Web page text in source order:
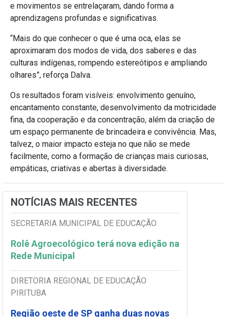
e movimentos se entrelaçaram, dando forma a
aprendizagens profundas e significativas.
“Mais do que conhecer o que é uma oca, elas se
aproximaram dos modos de vida, dos saberes e das
culturas indígenas, rompendo estereótipos e ampliando
olhares”, reforça Dalva.
Os resultados foram visíveis: envolvimento genuíno,
encantamento constante, desenvolvimento da motricidade
fina, da cooperação e da concentração, além da criação de
um espaço permanente de brincadeira e convivência. Mas,
talvez, o maior impacto esteja no que não se mede
facilmente, como a formação de crianças mais curiosas,
empáticas, criativas e abertas à diversidade.
NOTÍCIAS MAIS RECENTES
SECRETARIA MUNICIPAL DE EDUCAÇÃO
Rolê Agroecológico terá nova edição na
Rede Municipal
DIRETORIA REGIONAL DE EDUCAÇÃO
PIRITUBA
Região oeste de SP ganha duas novas